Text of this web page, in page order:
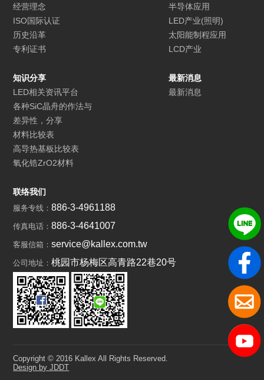
经营理念
ISO国际认证
历史沿革
专利证书
半导体应用
LED产业(照明)
太阳能制程应用
LCD产业
知识分享
LED相关资讯平台
各种SiC晶舟的作法与
差异性，分享
材料比较表
高导热基板比较表
氧化锆ZrO2材料
最新消息
最新消息
联络我们
服务专线：886-3-4961188
传真电话：886-3-4641007
客服信箱：service@kallex.com.tw
公司地址：桃园市杨梅区高青路22巷20号
Copyright © 2016 Kallex All Rights Reserved.
Design by JDDT